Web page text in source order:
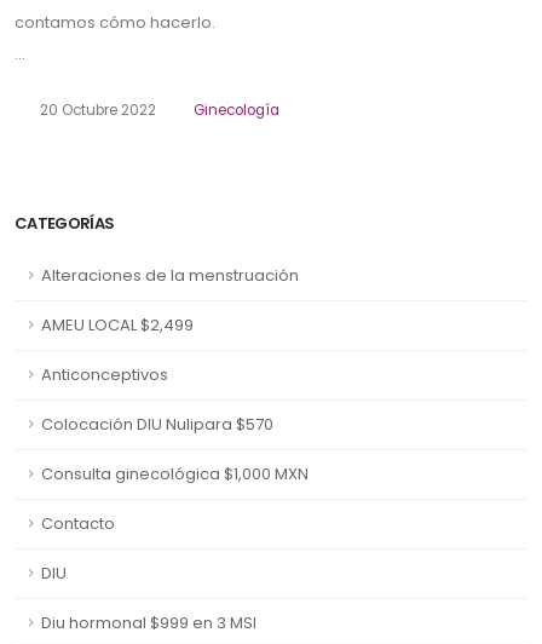
CATEGORÍAS
Alteraciones de la menstruación
AMEU LOCAL $2,499
Anticonceptivos
Colocación DIU Nulipara $570
Consulta ginecológica $1,000 MXN
Contacto
DIU
Diu hormonal $999 en 3 MSI
contamos cómo hacerlo.
...
20 Octubre 2022 Ginecología